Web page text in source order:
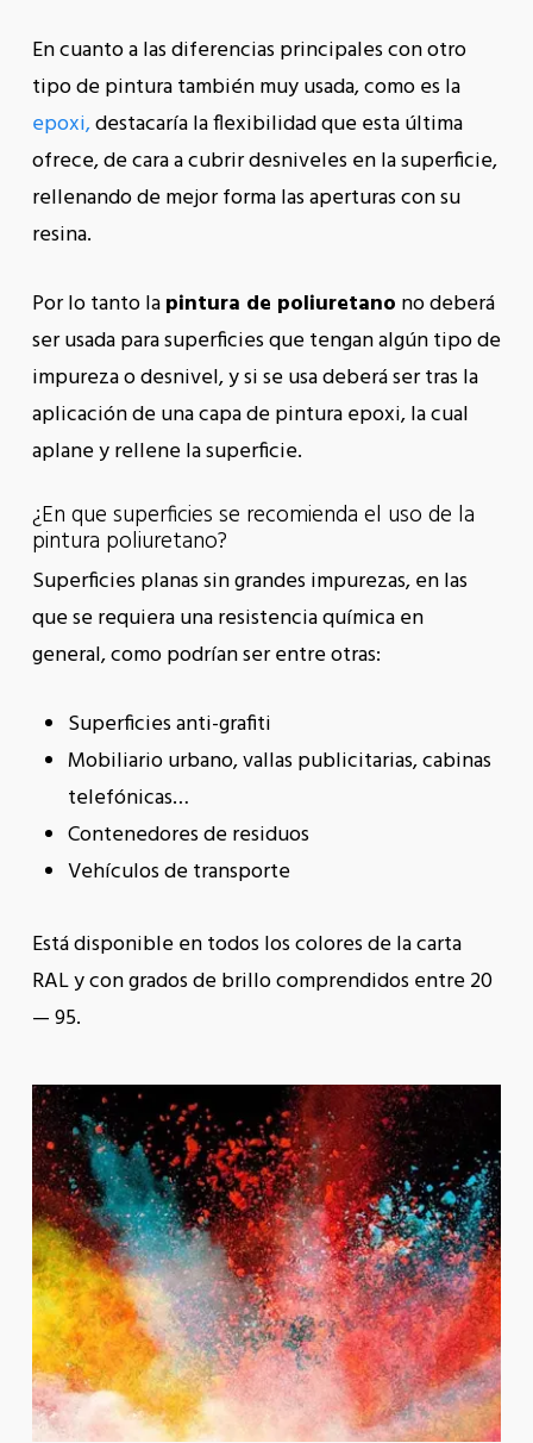
En cuanto a las diferencias principales con otro
tipo de pintura también muy usada, como es la
epoxi,destacaría la flexibilidad que esta última
ofrece, de cara a cubrir desniveles en la superficie,
rellenando de mejor forma las aperturas con su
resina.
Por lo tanto lapintura de poliuretano no deberá
ser usada para superficies que tengan algún tipo de
impureza o desnivel, y si se usa deberá ser tras la
aplicación de una capa de pintura epoxi, la cual
aplane y rellene la superficie.
¿En que superficies se recomienda el uso de la
pintura poliuretano?
Superficies planas sin grandes impurezas, en las
que se requiera una resistencia química en
general, como podrían ser entre otras:
Superficies anti-grafiti
Mobiliario urbano, vallas publicitarias, cabinas
telefónicas…
Contenedores de residuos
Vehículos de transporte
Está disponible en todos los colores de la carta
RAL y con grados de brillo comprendidos entre 20
— 95.